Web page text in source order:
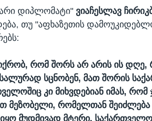
დიპლომატი" ვიაჩესლავ
თუ "აფხაზეთის
რომ შორს არ არის ის დღე,
სცნობენ, მათ შორის
კი მიხვდებიან იმას, რომ
მეზობელი, რომელთან
მუდმივად მტერი.